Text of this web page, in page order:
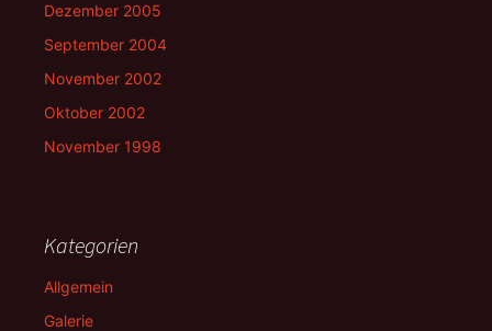
Dezember 2005
September 2004
November 2002
Oktober 2002
November 1998
Kategorien
Allgemein
Galerie